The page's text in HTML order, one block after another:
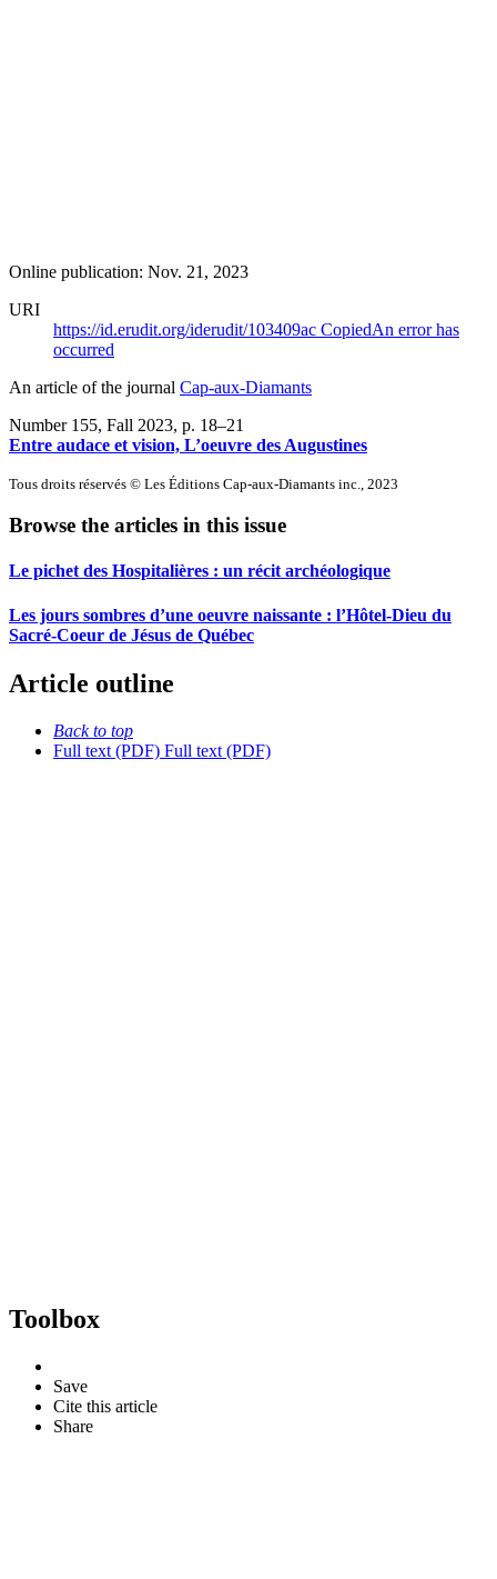
Online publication: Nov. 21, 2023
URI
https://id.erudit.org/iderudit/103409ac CopiedAn error has
occurred
An article of the journal Cap-aux-Diamants
Number 155, Fall 2023, p. 18–21
Entre audace et vision, L’oeuvre des Augustines
Tous droits réservés © Les Éditions Cap-aux-Diamants inc., 2023
Browse the articles in this issue
Le pichet des Hospitalières : un récit archéologique
Les jours sombres d’une oeuvre naissante : l’Hôtel-Dieu du
Sacré-Coeur de Jésus de Québec
Article outline
Back to top
Full text (PDF) Full text (PDF)
Toolbox
Save
Cite this article
Share